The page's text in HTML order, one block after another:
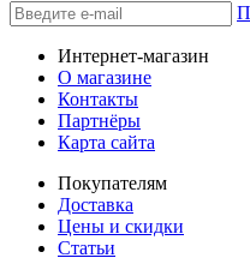
Интернет-магазин
О магазине
Контакты
Партнёры
Карта сайта
Покупателям
Доставка
Цены и скидки
Статьи